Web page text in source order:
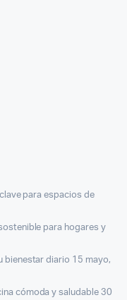
para espacios de
para hogares y
bienestar diario 15 mayo,
cómoda y saludable 30